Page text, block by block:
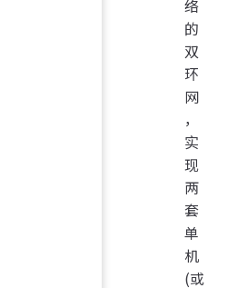
络
的
双
环
网
，
实
现
两
套
单
机
(或